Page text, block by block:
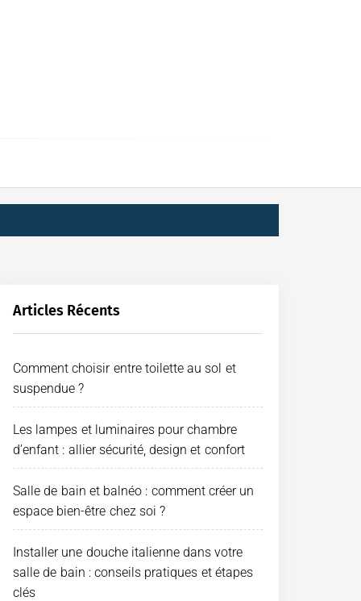
Articles Récents
Comment choisir entre toilette au sol et
suspendue ?
Les lampes et luminaires pour chambre
d’enfant : allier sécurité, design et confort
Salle de bain et balnéo : comment créer un
espace bien-être chez soi ?
Installer une douche italienne dans votre
salle de bain : conseils pratiques et étapes
clés